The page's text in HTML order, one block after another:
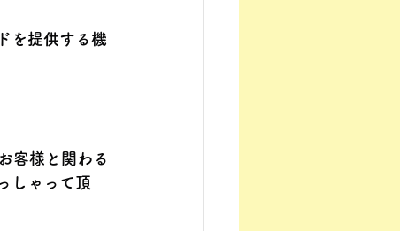
を提供する機
客様と関わる
しゃって頂